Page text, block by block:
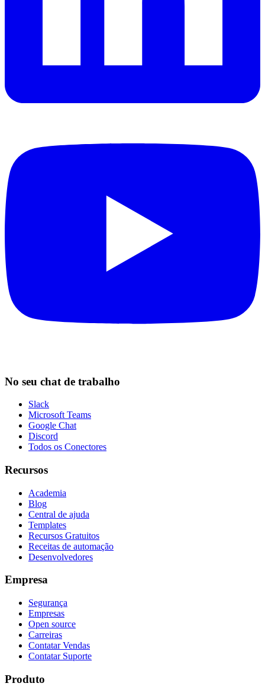
No seu chat de trabalho
Slack
Microsoft Teams
Google Chat
Discord
Todos os Conectores
Recursos
Academia
Blog
Central de ajuda
Templates
Recursos Gratuitos
Receitas de automação
Desenvolvedores
Empresa
Segurança
Empresas
Open source
Carreiras
Contatar Vendas
Contatar Suporte
Produto